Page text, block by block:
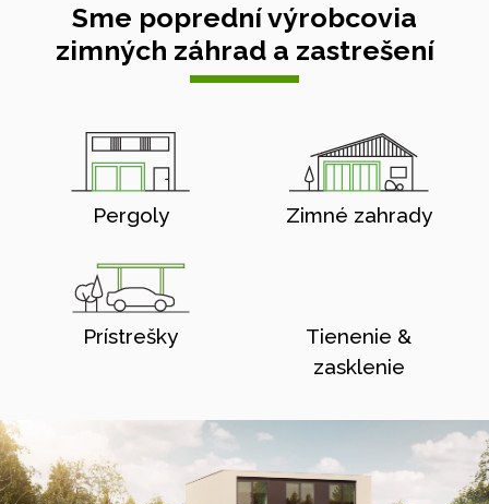
Sme poprední výrobcovia
zimných záhrad a zastrešení
Pergoly Zimné zahrady
Prístrešky
Tienenie &
zasklenie